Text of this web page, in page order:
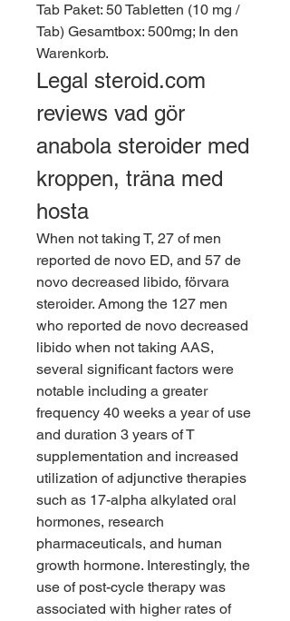
Tab Paket: 50 Tabletten (10 mg /
Tab) Gesamtbox: 500mg; In den
Warenkorb.
Legal steroid.com
reviews vad gör
anabola steroider med
kroppen, träna med
hosta
When not taking T, 27 of men
reported de novo ED, and 57 de
novo decreased libido, förvara
steroider. Among the 127 men
who reported de novo decreased
libido when not taking AAS,
several significant factors were
notable including a greater
frequency 40 weeks a year of use
and duration 3 years of T
supplementation and increased
utilization of adjunctive therapies
such as 17-alpha alkylated oral
hormones, research
pharmaceuticals, and human
growth hormone. Interestingly, the
use of post-cycle therapy was
associated with higher rates of